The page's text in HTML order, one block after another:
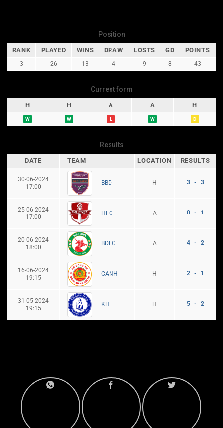
Position
RANK PLAYED WINS DRAW LOSTS GD POINTS
3 26 13 4 9 8 43
Current form
H H A A H
W W L W D
Results
DATE TEAM LOCATION RESULTS
30-06-2024
17:00
BBD H 3 - 3
25-06-2024
17:00
HFC A 0 - 1
20-06-2024
18:00
BDFC A 4 - 2
16-06-2024
19:15
CANH H 2 - 1
31-05-2024
19:15
KH H 5 - 2